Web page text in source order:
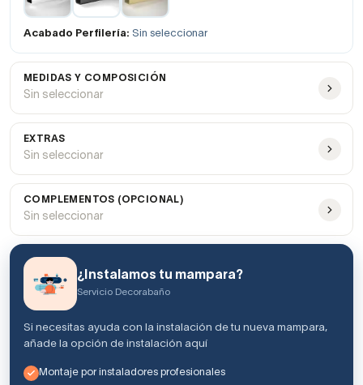
Acabado Perfilería: Sin seleccionar
MEDIDAS Y COMPOSICIÓN
Sin seleccionar
EXTRAS
Sin seleccionar
COMPLEMENTOS (OPCIONAL)
Sin seleccionar
¿Instalamos tu mampara?
Servicio Decorabaño
Si necesitas ayuda con la instalación de tu nueva mampara,
añade la opción de instalación aquí
Montaje por instaladores profesionales